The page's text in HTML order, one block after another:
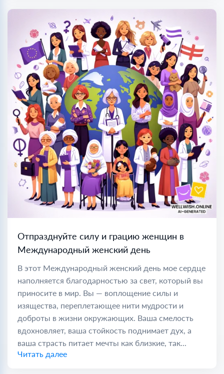
Отпразднуйте силу и грацию женщин в
Международный женский день
В этот Международный женский день мое сердце
наполняется благодарностью за свет, который вы
приносите в мир. Вы — воплощение силы и
изящества, переплетающее нити мудрости и
доброты в жизни окружающих. Ваша смелость
вдохновляет, ваша стойкость поднимает дух, а
ваша страсть питает мечты как близкие, так...
Читать далее